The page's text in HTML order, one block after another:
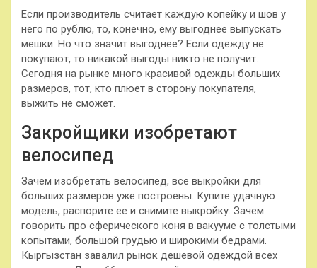
Если производитель считает каждую копейку и шов у
него по рублю, то, конечно, ему выгоднее выпускать
мешки. Но что значит выгоднее? Если одежду не
покупают, то никакой выгоды никто не получит.
Сегодня на рынке много красивой одежды больших
размеров, тот, кто плюет в сторону покупателя,
выжить не сможет.
Закройщики изобретают
велосипед
Зачем изобретать велосипед, все выкройки для
больших размеров уже построены. Купите удачную
модель, распорите ее и снимите выкройку. Зачем
говорить про сферического коня в вакууме с толстыми
копытами, большой грудью и широкими бедрами.
Кыргызстан завалил рынок дешевой одеждой всех